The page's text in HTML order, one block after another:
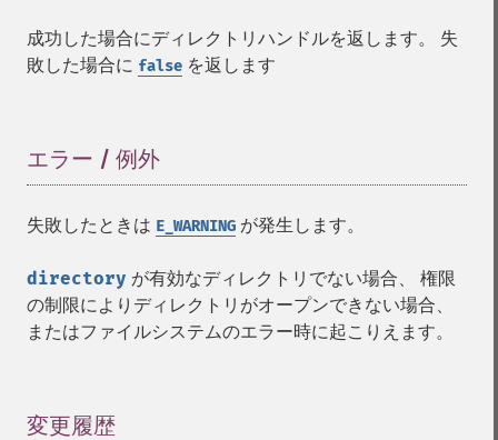
成功した場合にディレクトリハンドルを返します。 失
敗した場合に false を返します
エラー / 例外
失敗したときは E_WARNING が発生します。
directory が有効なディレクトリでない場合、 権限
の制限によりディレクトリがオープンできない場合、
またはファイルシステムのエラー時に起こりえます。
変更履歴